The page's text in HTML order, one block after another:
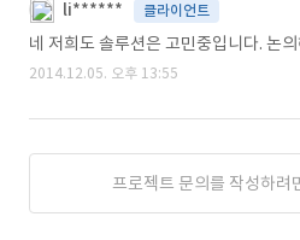
li****** 클라이언트
네 저희도 솔루션은 고민중입니다. 논
2014.12.05. 오후 13:55
프로젝트 문의를 작성하려